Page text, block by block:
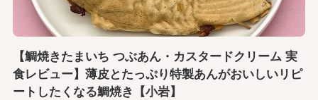
【鯛焼きたまいち つぶあん・カスタードクリーム 実
食レビュー】薄皮とたっぷり特製あんがおいしいリピ
ートしたくなる鯛焼き【小岩】